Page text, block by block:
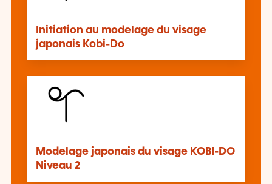
Initiation au modelage du visage
japonais Kobi-Do
Modelage japonais du visage KOBI-DO
Niveau 2